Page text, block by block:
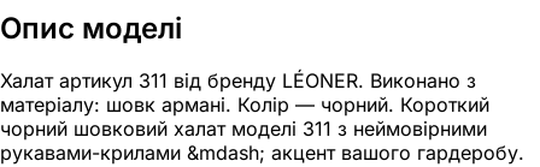
Опис моделі
Халат артикул 311 від бренду LÉONER. Виконано з
матеріалу: шовк армані. Колір — чорний. Короткий
чорний шовковий халат моделі 311 з неймовірними
рукавами-крилами &mdash; акцент вашого гардеробу.